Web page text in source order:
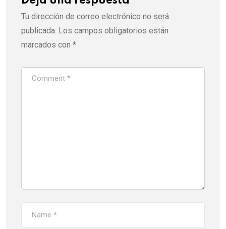
Tu dirección de correo electrónico no será
publicada. Los campos obligatorios están
marcados con *